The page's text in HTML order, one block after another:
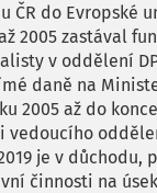
ČR do Evropské
2005 zastával
v oddělení
daně na
2005 až do
vedoucího
je v důchodu,
činnosti na